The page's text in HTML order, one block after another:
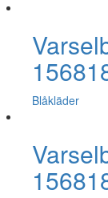
Blåkläder